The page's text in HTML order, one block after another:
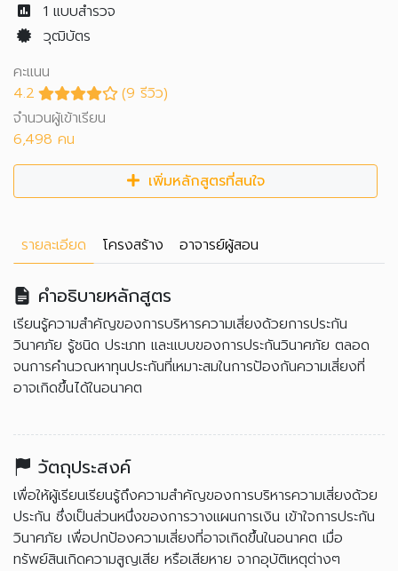
1 แบบสำรวจ
วุฒิบัตร
คะแนน
4.2
(9 รีวิว)
จำนวนผู้เข้าเรียน
6,498 คน
เพิ่มหลักสูตรที่สนใจ
รายละเอียด โครงสร้าง อาจารย์ผู้สอน
คำอธิบายหลักสูตร
เรียนรู้ความสำคัญของการบริหารความเสี่ยงด้วยการประกัน
วินาศภัย รู้ชนิด ประเภท และแบบของการประกันวินาศภัย ตลอด
จนการคำนวณหาทุนประกันที่เหมาะสมในการป้องกันความเสี่ยงที่
อาจเกิดขึ้นได้ในอนาคต
วัตถุประสงค์
เพื่อให้ผู้เรียนเรียนรู้ถึงความสำคัญของการบริหารความเสี่ยงด้วย
ประกัน ซึ่งเป็นส่วนหนึ่งของการวางแผนการเงิน เข้าใจการประกัน
วินาศภัย เพื่อปกป้องความเสี่ยงที่อาจเกิดขึ้นในอนาคต เมื่อ
ทรัพย์สินเกิดความสูญเสีย หรือเสียหาย จากอุบัติเหตุต่างๆ